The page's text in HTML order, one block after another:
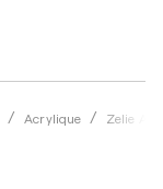
Acrylique Zelie